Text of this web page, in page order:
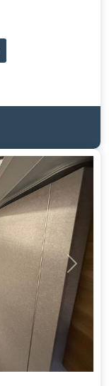
Next